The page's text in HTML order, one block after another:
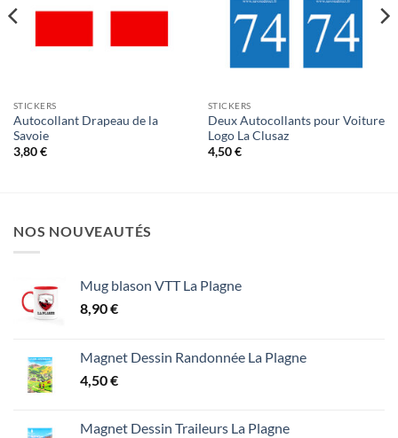
STICKERS
Autocollant Drapeau de la
Savoie
3,80€
STICKERS
Deux Autocollants pour Voiture
Logo La Clusaz
4,50€
NOS NOUVEAUTÉS
Mug blason VTT La Plagne
8,90€
Magnet Dessin Randonnée La Plagne
4,50€
Magnet Dessin Traileurs La Plagne